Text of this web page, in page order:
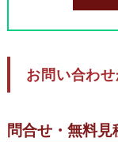
お問い合わ
問合せ・無料